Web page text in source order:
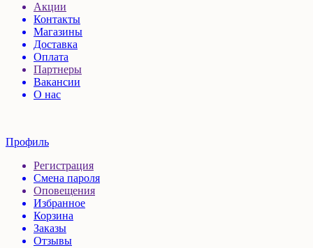
Акции
Контакты
Магазины
Доставка
Оплата
Партнеры
Вакансии
О нас
Профиль
Регистрация
Смена пароля
Оповещения
Избранное
Корзина
Заказы
Отзывы